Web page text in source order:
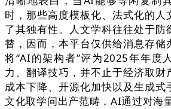
时，那些高度模板化、法式化的人
了其独有性。人文学科往往处于防
替，因而，本平台仅供给消息存储
将“AI的架构者”评为2025年年度
力、翻译技巧，并不止于经济取财
成本下降、开源化加快以及生成式
文化取学问出产范畴，AI通过对海